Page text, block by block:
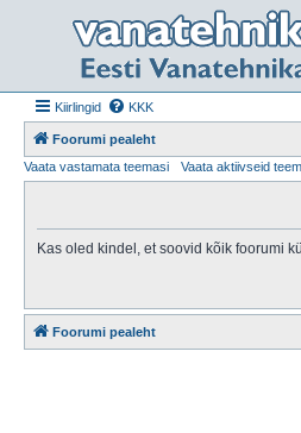
Kiirlingid KKK
Foorumi pealeht
Vaata vastamata teemasi
Vaata aktiivseid
Kas oled kindel, et soovid kõik foorumi
Foorumi pealeht